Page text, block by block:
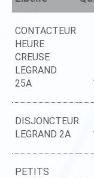
CONTACTEUR
HEURE
CREUSE
LEGRAND
25A
DISJONCTEUR
LEGRAND 2A
PETITS